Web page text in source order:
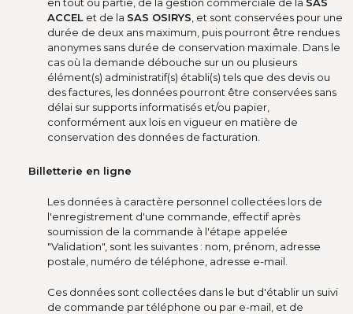
ACCEL et de la SAS OSIRYS , et sont conservées pour une
durée de deux ans maximum, puis pourront être rendues
anonymes sans durée de conservation maximale. Dans le
cas où la demande débouche sur un ou plusieurs
élément(s) administratif(s) établi(s) tels que des devis ou
des factures, les données pourront être conservées sans
délai sur supports informatisés et/ou papier,
conformément aux lois en vigueur en matière de
conservation des données de facturation.
Billetterie en ligne
Les données à caractère personnel collectées lors de
l'enregistrement d'une commande, effectif après
soumission de la commande à l'étape appelée
"Validation", sont les suivantes : nom, prénom, adresse
postale, numéro de téléphone, adresse e-mail.
Ces données sont collectées dans le but d'établir un suivi
de commande par téléphone ou par e-mail, et de